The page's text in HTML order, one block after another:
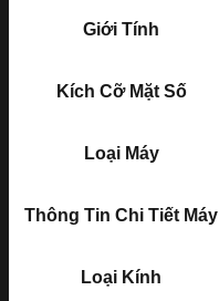
Giới Tính
Kích Cỡ Mặt Số
Loại Máy
Thông Tin Chi Tiết Máy
Loại Kính